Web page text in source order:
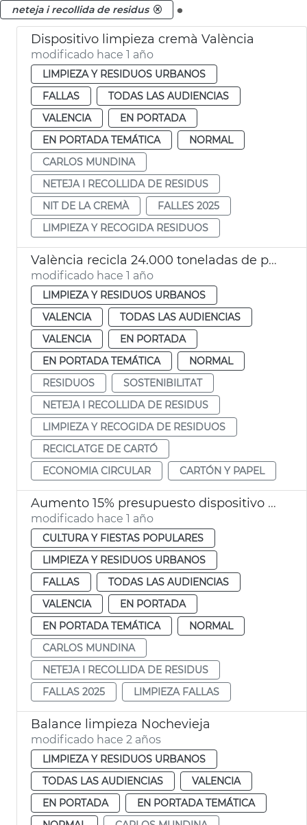
neteja i recollida de residus
Dispositivo limpieza cremà València
modificado hace 1 año
LIMPIEZA Y RESIDUOS URBANOS
FALLAS
TODAS LAS AUDIENCIAS
VALENCIA
EN PORTADA
EN PORTADA TEMÁTICA
NORMAL
CARLOS MUNDINA
NETEJA I RECOLLIDA DE RESIDUS
NIT DE LA CREMÀ
FALLES 2025
LIMPIEZA Y RECOGIDA RESIDUOS
València recicla 24.000 toneladas de papel y cartón al año
modificado hace 1 año
LIMPIEZA Y RESIDUOS URBANOS
VALENCIA
TODAS LAS AUDIENCIAS
VALENCIA
EN PORTADA
EN PORTADA TEMÁTICA
NORMAL
RESIDUOS
SOSTENIBILITAT
NETEJA I RECOLLIDA DE RESIDUS
LIMPIEZA Y RECOGIDA DE RESIDUOS
RECICLATGE DE CARTÓ
ECONOMIA CIRCULAR
CARTÓN Y PAPEL
Aumento 15% presupuesto dispositivo limpieza Fallas 2025 València
modificado hace 1 año
CULTURA Y FIESTAS POPULARES
LIMPIEZA Y RESIDUOS URBANOS
FALLAS
TODAS LAS AUDIENCIAS
VALENCIA
EN PORTADA
EN PORTADA TEMÁTICA
NORMAL
CARLOS MUNDINA
NETEJA I RECOLLIDA DE RESIDUS
FALLAS 2025
LIMPIEZA FALLAS
Balance limpieza Nochevieja
modificado hace 2 años
LIMPIEZA Y RESIDUOS URBANOS
TODAS LAS AUDIENCIAS
VALENCIA
EN PORTADA
EN PORTADA TEMÁTICA